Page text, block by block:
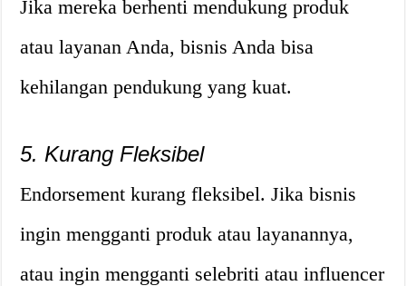
Jika mereka berhenti mendukung produk
atau layanan Anda, bisnis Anda bisa
kehilangan pendukung yang kuat.
5. Kurang Fleksibel
Endorsement kurang fleksibel. Jika bisnis
ingin mengganti produk atau layanannya,
atau ingin mengganti selebriti atau influencer